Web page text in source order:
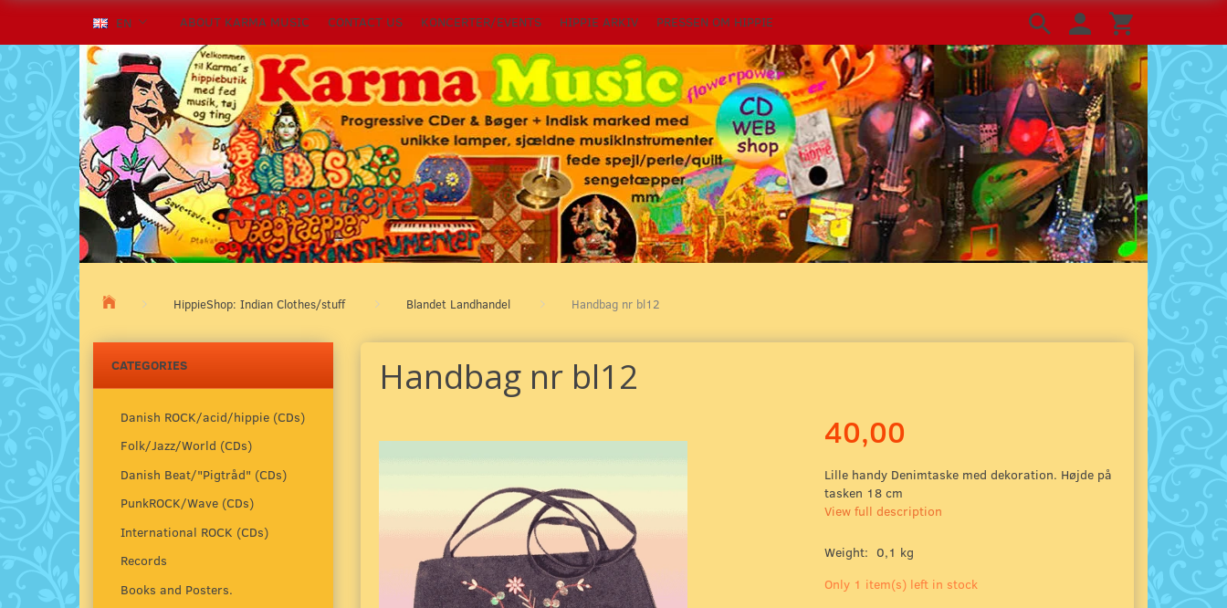
EN ABOUT KARMA MUSIC CONTACT US KONCERTER/EVENTS HIPPIE ARKIV PRESSEN OM HIPPIE
HippieShop: Indian Clothes/stuff Blandet Landhandel Handbag nr bl12
CATEGORIES
Danish ROCK/acid/hippie (CDs)
Folk/Jazz/World (CDs)
Danish Beat/"Pigtråd" (CDs)
PunkROCK/Wave (CDs)
International ROCK (CDs)
Records
Books and Posters.
Handbag nr bl12
40,00
Lille handy Denimtaske med dekoration. Højde på
tasken 18 cm
View full description
Weight: 0,1 kg
Only 1 item(s) left in stock